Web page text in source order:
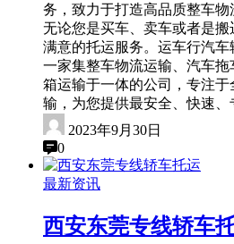
务，致力于打造高品质整车物
无论您是买车、卖车或者是
满意的托运服务。运车行汽
一家集整车物流运输、汽车
箱运输于一体的公司，专注
输，为您提供最安全、快速、
2023年9月30日
0
最新资讯
西安东莞专线轿车